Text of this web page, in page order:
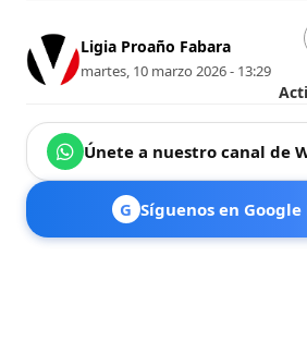
Ligia Proaño Fabara
martes, 10 marzo 2026 - 13:29
Únete a nuestro canal de
G Síguenos en Google